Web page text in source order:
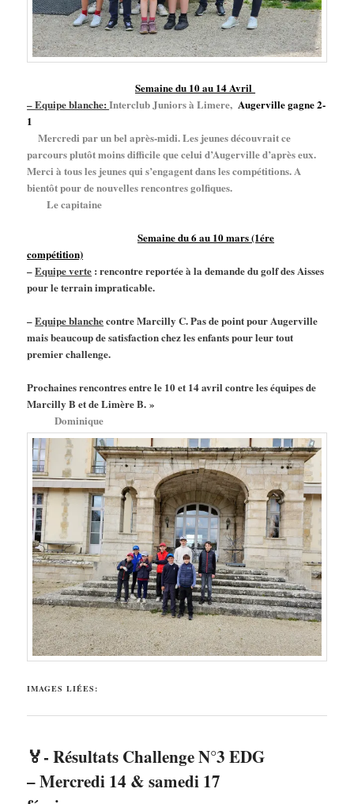
Semainedu 10 au 14 Avril
–Equipe blanche:Interclub Juniors à Limere, Augerville gagne 2-
1
Mercredi par un bel après-midi. Les jeunes découvrait ce
parcours plutôt moins difficile que celui d’Augerville d’après eux.
Merci à tous les jeunes qui s’engagent dans les compétitions. A
bientôt pour de nouvelles rencontres golfiques.
Le capitaine
Semaine du 6 au 10 mars (1ére
compétition)
–Equipe verte : rencontre reportée à la demande du golf des Aisses
pour le terrain impraticable.
–Equipe blanchecontre Marcilly C. Pas de point pour Augerville
mais beaucoup de satisfaction chez les enfants pour leur tout
premier challenge.
Prochaines rencontres entre le 10 et 14 avril contre les équipes de
Marcilly B et de Limère B. »
Dominique
IMAGES LIÉES:
🏅- Résultats Challenge N°3 EDG
– Mercredi 14 & samedi 17